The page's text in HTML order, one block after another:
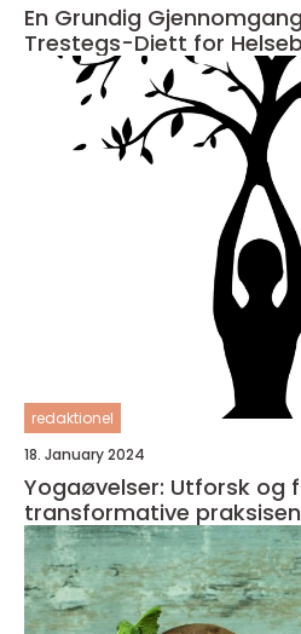
En Grundig
Trestegs-Diett for
redaktionel
18. January 2024
Yogaøvelser: Utforsk og
transformative praksisen